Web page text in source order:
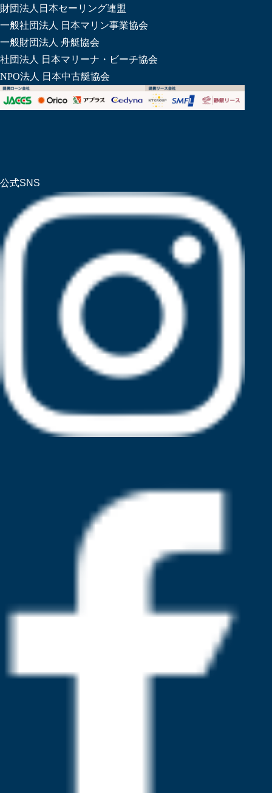
財団法人日本セーリング連盟
一般社団法人 日本マリン事業協会
一般財団法人 舟艇協会
社団法人 日本マリーナ・ビーチ協会
NPO法人 日本中古艇協会
公式SNS